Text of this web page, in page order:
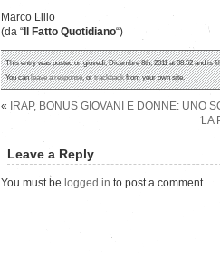
Marco Lillo
(da “ Il Fatto Quotidiano“)
This entry was posted on giovedì, Dicembre 8th, 2011 at 08:52 and is
You canleave a response, ortrackbackfrom your own site.
«
IRAP, BONUS GIOVANI E DONNE: UNO
LA
Leave a Reply
You must be logged in to post a comment.